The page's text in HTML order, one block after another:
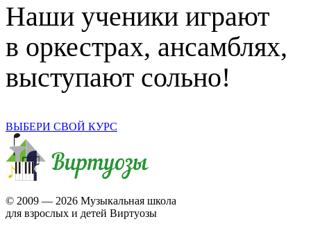
Наши ученики играют
в оркестрах, ансамблях,
выступают сольно!
ВЫБЕРИ СВОЙ КУРС
© 2009 — 2026 Музыкальная школа
для взрослых и детей Виртуозы